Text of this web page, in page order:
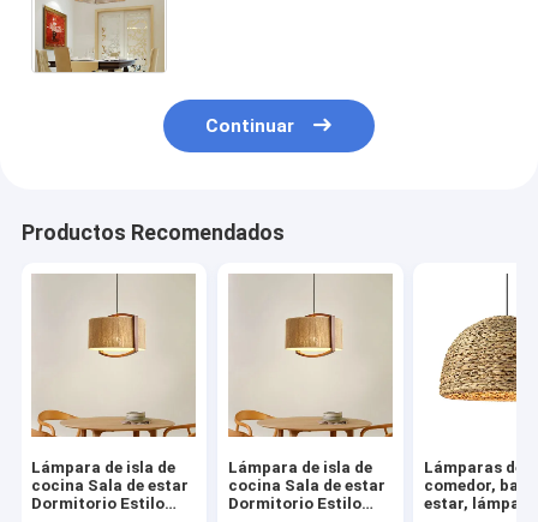
Continuar
Productos Recomendados
Lámpara de isla de
cocina Sala de estar
Dormitorio Estilo
Lámpara de isla de
cocina Sala de estar
Dormitorio Estilo
Lámparas de
comedor, bar,
estar, lámpara